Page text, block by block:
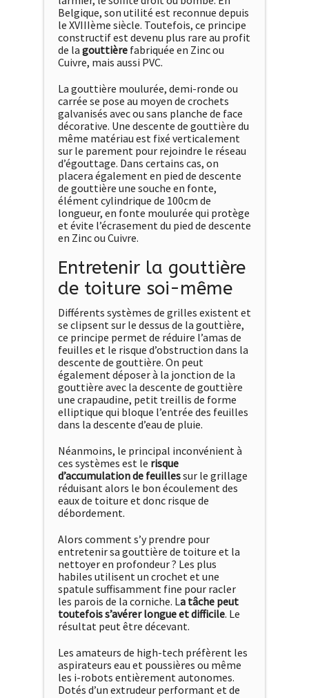
Belgique, son utilité est reconnue depuis
le XVIIIème siècle. Toutefois, ce principe
constructif est devenu plus rare au profit
de la gouttière fabriquée en Zinc ou
Cuivre, mais aussi PVC.
La gouttière moulurée, demi-ronde ou
carrée se pose au moyen de crochets
galvanisés avec ou sans planche de face
décorative. Une descente de gouttière du
même matériau est fixé verticalement
sur le parement pour rejoindre le réseau
d’égouttage. Dans certains cas, on
placera également en pied de descente
de gouttière une souche en fonte,
élément cylindrique de 100cm de
longueur, en fonte moulurée qui protège
et évite l’écrasement du pied de descente
en Zinc ou Cuivre.
Entretenir la gouttière
de toiture soi-même
Différents systèmes de grilles existent et
se clipsent sur le dessus de la gouttière,
ce principe permet de réduire l’amas de
feuilles et le risque d’obstruction dans la
descente de gouttière. On peut
également déposer à la jonction de la
gouttière avec la descente de gouttière
une crapaudine, petit treillis de forme
elliptique qui bloque l’entrée des feuilles
dans la descente d’eau de pluie.
Néanmoins, le principal inconvénient à
ces systèmes est le risque
d’accumulation de feuillessur le grillage
réduisant alors le bon écoulement des
eaux de toiture et donc risque de
débordement.
Alors comment s’y prendre pour
entretenir sa gouttière de toiture et la
nettoyer en profondeur ? Les plus
habiles utilisent un crochet et une
spatule suffisamment fine pour racler
les parois de la corniche. La tâche peut
toutefois s’avérer longue et difficile. Le
résultat peut être décevant.
Les amateurs de high-tech préfèrent les
aspirateurs eau et poussières ou même
les i-robots entièrement autonomes.
Dotés d’un extrudeur performant et de